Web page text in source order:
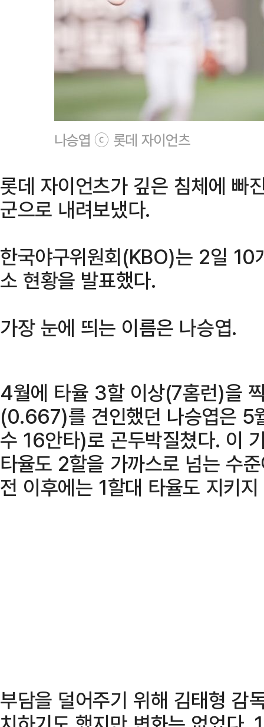
나승엽 ⓒ 롯데 자이언츠
롯데 자이언츠가 깊은 침체에 빠
군으로 내려보냈다.
한국야구위원회(KBO)는 2일 10
소 현황을 발표했다.
가장 눈에 띄는 이름은 나승엽.
4월에 타율 3할 이상(7홈런)을
(0.667)를 견인했던 나승엽은
수 16안타)로 곤두박질쳤다. 이
타율도 2할을 가까스로 넘는 수
전 이후에는 1할대 타율도 지키
부담을 덜어주기 위해 김태형 감